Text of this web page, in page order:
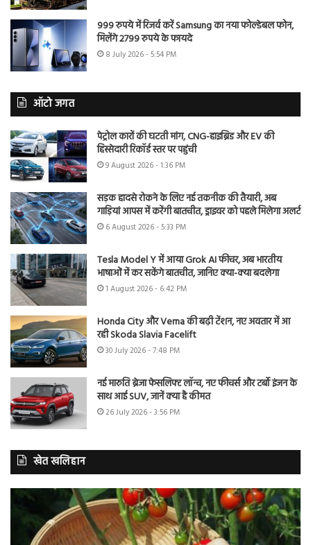
999 रुपये में रिजर्व करें Samsung का नया फोल्डेबल फोन,
मिलेंगे 2799 रुपये के फायदे
8 July 2026 - 5:54 PM
ऑटो जगत
पेट्रोल कारों की घटती मांग, CNG-हाइब्रिड और EV की
हिस्सेदारी रिकॉर्ड स्तर पर पहुंची
9 August 2026 - 1:36 PM
सड़क हादसे रोकने के लिए नई तकनीक की तैयारी, अब
गाड़ियां आपस में करेंगी बातचीत, ड्राइवर को पहले मिलेगा अलर्ट
6 August 2026 - 5:33 PM
Tesla Model Y में आया Grok AI फीचर, अब भारतीय
भाषाओं में कर सकेंगे बातचीत, जानिए क्या-क्या बदलेगा
1 August 2026 - 6:42 PM
Honda City और Verna की बढ़ी टेंशन, नए अवतार में आ
रही Skoda Slavia Facelift
30 July 2026 - 7:48 PM
नई मारुति ब्रेजा फेसलिफ्ट लॉन्च, नए फीचर्स और टर्बो इंजन के
साथ आई SUV, जानें क्या है कीमत
26 July 2026 - 3:56 PM
खेत खलिहान